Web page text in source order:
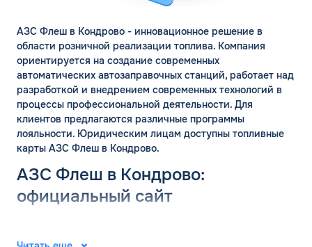
АЗС Флеш в Кондрово - инновационное решение в
области розничной реализации топлива. Компания
ориентируется на создание современных
автоматических автозаправочных станций, работает над
разработкой и внедрением современных технологий в
процессы профессиональной деятельности. Для
клиентов предлагаются различные программы
лояльности. Юридическим лицам доступны топливные
карты АЗС Флеш в Кондрово.
АЗС Флеш в Кондрово:
официальный сайт
2008 году. Специалисты разработали и внедрили